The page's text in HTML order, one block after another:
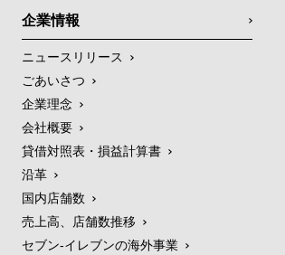
企業情報
ニュースリリース
ごあいさつ
企業理念
会社概要
貸借対照表・損益計算書
沿革
国内店舗数
売上高、店舗数推移
セブン‐イレブンの海外事業